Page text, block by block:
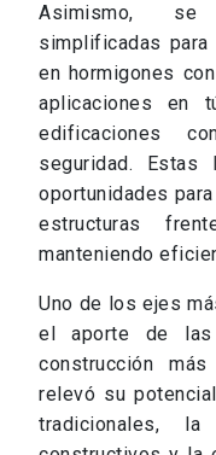
Asimismo, se
simplificadas
en hormigones
aplicaciones en
edificaciones
seguridad. Estas
oportunidades
estructuras
manteniendo
Uno de los ejes
el aporte de las
construcción
relevó su
tradicionales,